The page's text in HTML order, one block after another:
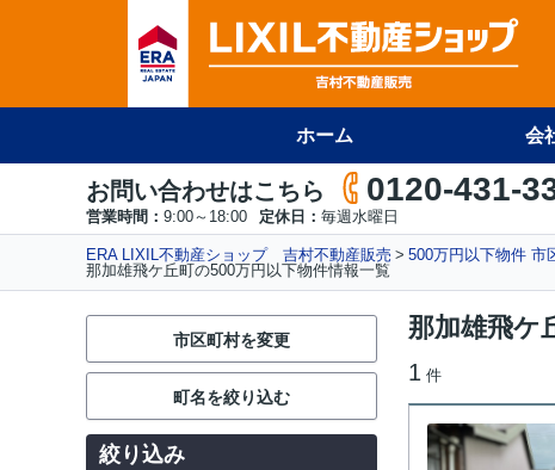
ホーム 会
お問い合わせはこちら 0120-431-
営業時間： 9:00～18:00 定休日： 毎週水曜日
ERA LIXIL不動産ショップ 吉村不動産販売 500万円以下物件 市
那加雄飛ケ丘町の500万円以下物件情報一覧
那加雄飛ケ
1 件
市区町村を変更
町名を絞り込む
絞り込み